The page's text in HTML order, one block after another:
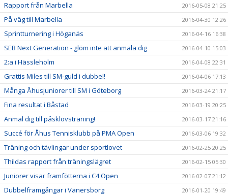
Rapport från Marbella 2016-05-08 21:25
På väg till Marbella 2016-04-30 12:26
Sprintturnering i Höganäs 2016-04-16 16:38
SEB Next Generation - glöm inte att anmäla dig 2016-04-10 15:03
2:a i Hässleholm 2016-04-08 22:31
Grattis Miles till SM-guld i dubbel! 2016-04-06 17:13
Många Åhusjuniorer till SM i Göteborg 2016-03-24 21:17
Fina resultat i Båstad 2016-03-19 20:25
Anmäl dig till påsklovsträning! 2016-03-17 21:16
Succé för Åhus Tennisklubb på PMA Open 2016-03-06 19:32
Träning och tävlingar under sportlovet 2016-02-25 20:25
Thildas rapport från träningslägret 2016-02-15 05:30
Juniorer visar framfötterna i C4 Open 2016-02-07 21:12
Dubbelframgångar i Vänersborg 2016-01-20 19:49